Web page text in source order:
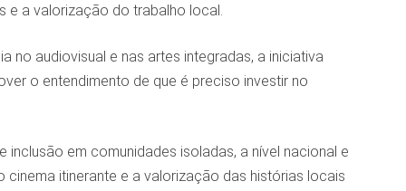
e a valorização do trabalho local.
no audiovisual e nas artes integradas, a iniciativa
o entendimento de que é preciso investir no
em comunidades isoladas, a nível nacional e
itinerante e a valorização das histórias locais